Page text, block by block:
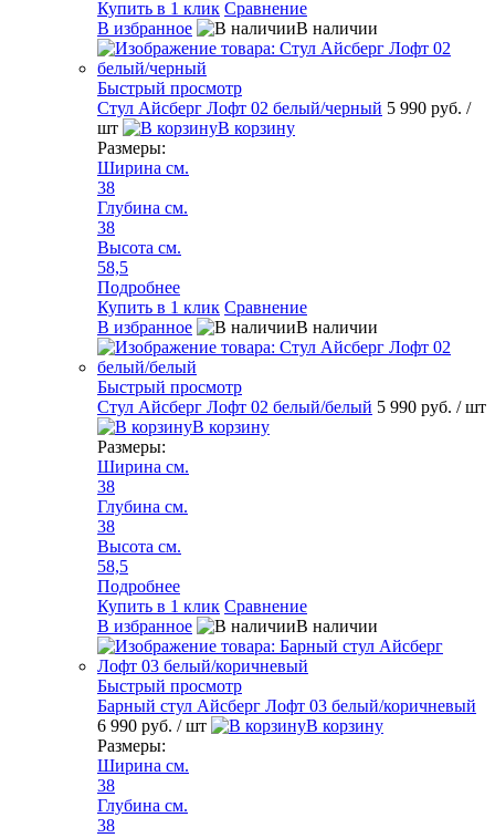
Купить в 1 клик Сравнение
В избранное
В наличии
Быстрый просмотр
Стул Айсберг Лофт 02 белый/черный 5 990 руб. /
шт
В корзину
Размеры:
Ширина см.
38
Глубина см.
38
Высота см.
58,5
Подробнее
Купить в 1 клик Сравнение
В избранное
В наличии
Быстрый просмотр
Стул Айсберг Лофт 02 белый/белый 5 990 руб. / шт
В корзину
Размеры:
Ширина см.
38
Глубина см.
38
Высота см.
58,5
Подробнее
Купить в 1 клик Сравнение
В избранное
В наличии
Быстрый просмотр
Барный стул Айсберг Лофт 03 белый/коричневый
6 990 руб. / шт
В корзину
Размеры:
Ширина см.
38
Глубина см.
38